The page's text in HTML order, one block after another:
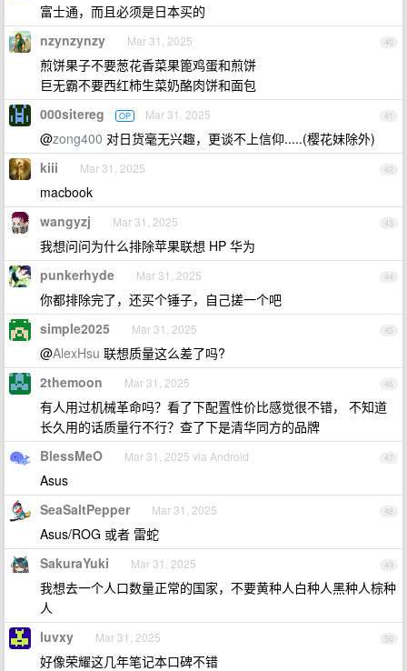
富士通，而且必须是日本买的
40
nzynzynzy Mar 31, 2025
煎饼果子不要葱花香菜果篦鸡蛋和煎饼
巨无霸不要西红柿生菜奶酪肉饼和面包
41
000sitereg OP Mar 31, 2025
@zong400 对日货毫无兴趣，更谈不上信仰.....(樱花妹除外)
42
kiii Mar 31, 2025
macbook
43
wangyzj Mar 31, 2025
我想问问为什么排除苹果联想 HP 华为
44
punkerhyde Mar 31, 2025
你都排除完了，还买个锤子，自己搓一个吧
45
simple2025 Mar 31, 2025
@AlexHsu 联想质量这么差了吗?
46
2themoon Mar 31, 2025
有人用过机械革命吗？看了下配置性价比感觉很不错， 不知道
长久用的话质量行不行？查了下是清华同方的品牌
47
BlessMeO Mar 31, 2025 via Android
Asus
48
SeaSaltPepper Mar 31, 2025
Asus/ROG 或者 雷蛇
49
SakuraYuki Mar 31, 2025
我想去一个人口数量正常的国家，不要黄种人白种人黑种人棕种
人
50
luvxy Mar 31, 2025
好像荣耀这几年笔记本口碑不错